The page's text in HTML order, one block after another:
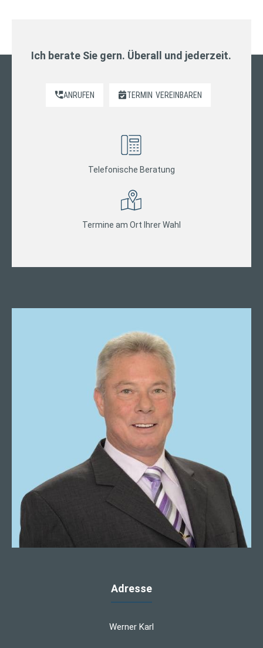
Ich berate Sie gern. Überall und jederzeit.
ANRUFEN TERMIN VEREINBAREN
Telefonische Beratung
Termine am Ort Ihrer Wahl
Adresse
Werner Karl